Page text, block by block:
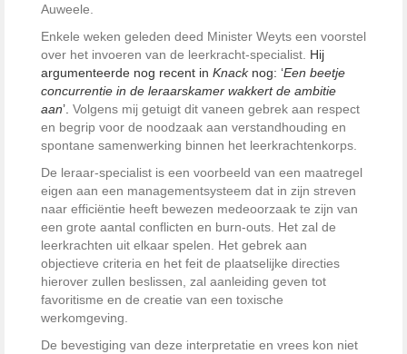
Auweele.
Enkele weken geleden deed Minister Weyts een voorstel
over het invoeren van de leerkracht-specialist. Hij
argumenteerde nog recent in Knacknog: ‘Een beetje
concurrentie in de leraarskamer wakkert de ambitie
aan’. Volgens mij getuigt dit vaneen gebrek aan respect
en begrip voor de noodzaak aan verstandhouding en
spontane samenwerking binnen het leerkrachtenkorps.
De leraar-specialist is een voorbeeld van een maatregel
eigen aan een managementsysteem dat in zijn streven
naar efficiëntie heeft bewezen medeoorzaak te zijn van
een grote aantal conflicten en burn-outs. Het zal de
leerkrachten uit elkaar spelen. Het gebrek aan
objectieve criteria en het feit de plaatselijke directies
hierover zullen beslissen, zal aanleiding geven tot
favoritisme en de creatie van een toxische
werkomgeving.
De bevestiging van deze interpretatie en vrees kon niet